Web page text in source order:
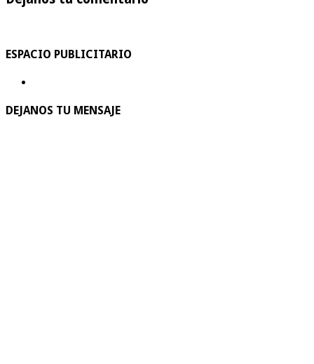
ESPACIO PUBLICITARIO
DEJANOS TU MENSAJE